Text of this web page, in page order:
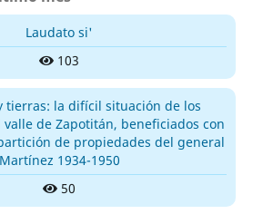
Laudato si'
103
tierras: la difícil situación de los
de Zapotitán, beneficiados con
de propiedades del general
Martínez 1934-1950
50